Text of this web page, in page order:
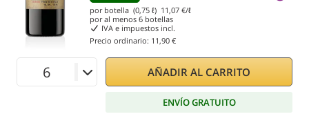
por botella (0,75 ℓ) 11,07 €/ℓ
por al menos 6 botellas
IVA e impuestos incl.
Precio ordinario: 11,90 €
AÑADIR AL CARRITO
ENVÍO GRATUITO